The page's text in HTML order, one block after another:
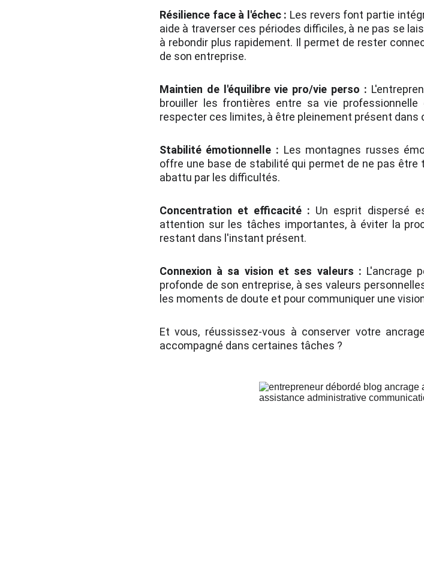
Résilience face à l'échec : Les revers font partie
aide à traverser ces périodes difficiles, à ne pas se
à rebondir plus rapidement. Il permet de rester
de son entreprise.
Maintien de l'équilibre vie pro/vie perso :
brouiller les frontières entre sa vie
respecter ces limites, à être pleinement présent dans
Stabilité émotionnelle : Les montagnes russes
offre une base de stabilité qui permet de ne pas
abattu par les difficultés.
Concentration et efficacité : Un esprit dispersé
attention sur les tâches importantes, à éviter la
restant dans l'instant présent.
Connexion à sa vision et ses valeurs : L'ancrage
profonde de son entreprise, à ses valeurs
les moments de doute et pour communiquer une
Et vous, réussissez-vous à conserver votre
accompagné dans certaines tâches ?